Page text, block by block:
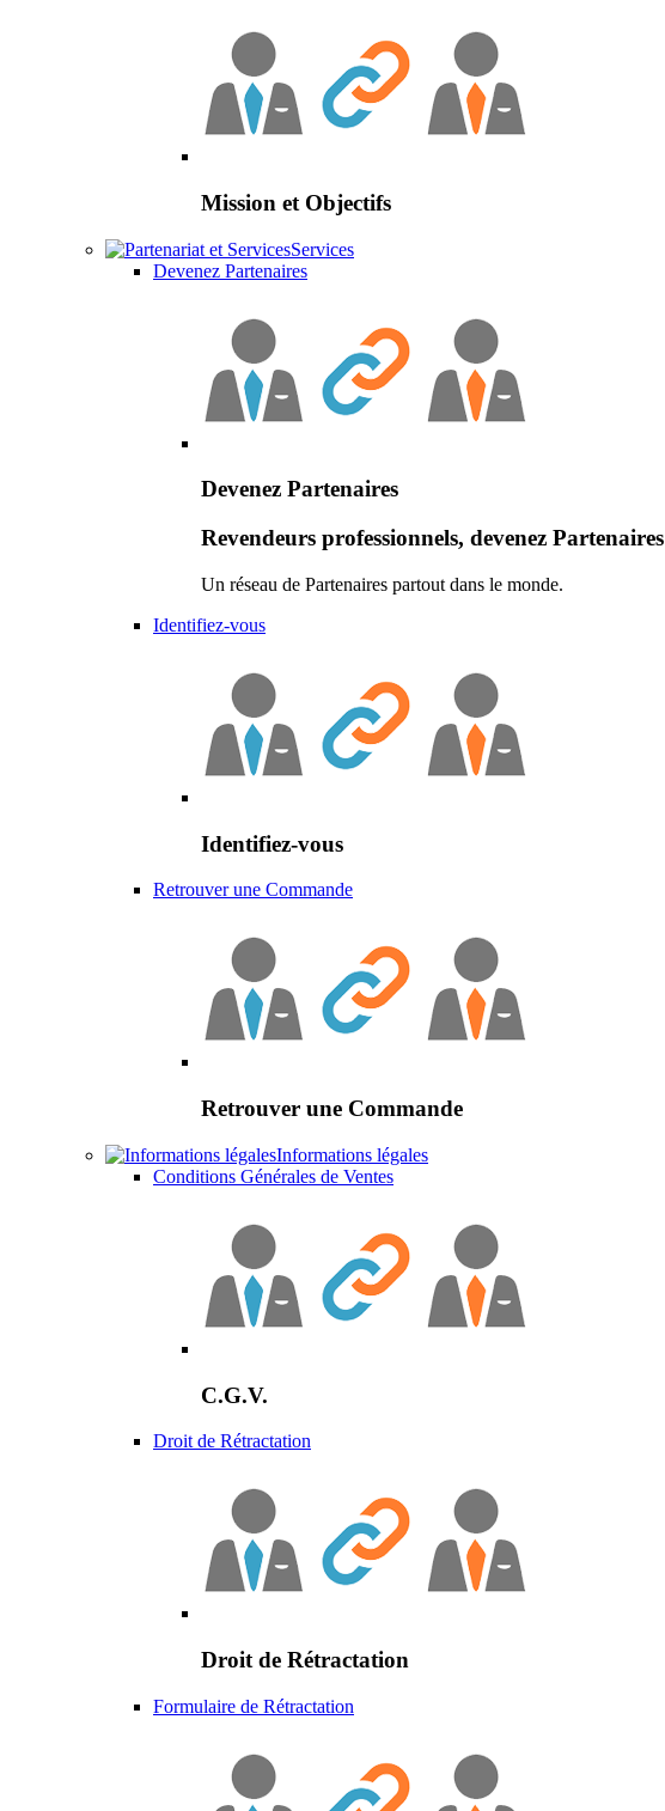
Mission et Objectifs
Services
Devenez Partenaires
Devenez Partenaires
Revendeurs professionnels, devenez Partenaires
Un réseau de Partenaires partout dans le monde.
Identifiez-vous
Identifiez-vous
Retrouver une Commande
Retrouver une Commande
Informations légales
Conditions Générales de Ventes
C.G.V.
Droit de Rétractation
Droit de Rétractation
Formulaire de Rétractation